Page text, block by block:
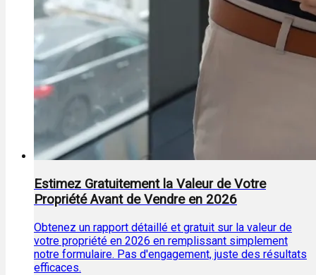
Estimez Gratuitement la Valeur de Votre
Propriété Avant de Vendre en 2026
Obtenez un rapport détaillé et gratuit sur la valeur de
votre propriété en 2026 en remplissant simplement
notre formulaire. Pas d'engagement, juste des résultats
efficaces.